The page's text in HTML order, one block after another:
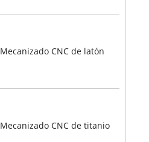
Mecanizado CNC de latón
Mecanizado CNC de titanio